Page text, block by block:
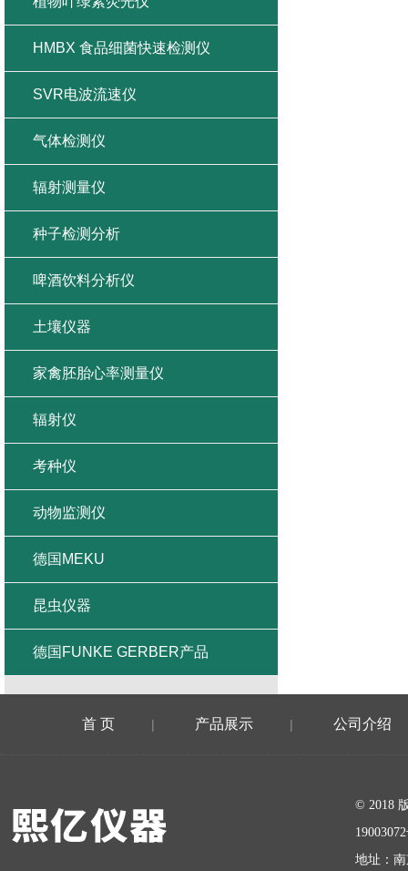
HMBX 食品细菌快速检测仪
SVR电波流速仪
气体检测仪
辐射测量仪
种子检测分析
啤酒饮料分析仪
土壤仪器
家禽胚胎心率测量仪
辐射仪
考种仪
动物监测仪
德国MEKU
昆虫仪器
德国FUNKE GERBER产品
首 页 | 产品展示 | 公司介绍
© 2018
地址：